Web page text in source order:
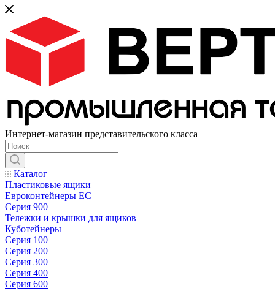
Интернет-магазин представительского класса
Каталог
Пластиковые ящики
Евроконтейнеры ЕС
Серия 900
Тележки и крышки для ящиков
Куботейнеры
Серия 100
Серия 200
Серия 300
Серия 400
Серия 600